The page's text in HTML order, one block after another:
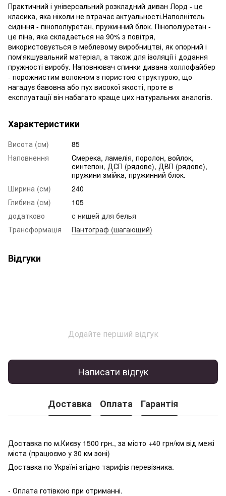
Практичний і універсальний розкладний диван Лорд - це
класика, яка ніколи не втрачає актуальності.Наполнітель
сидіння - пінополіуретан, пружинний блок. Пінополіуретан -
це піна, яка складається на 90% з повітря,
використовується в меблевому виробництві, як опорний і
пом'якшувальний матеріал, а також для ізоляції і додання
пружності виробу. Наповнювач спинки дивана-холлофайбер
- порожнистим волокном з пористою структурою, що
нагадує бавовна або пух високої якості, проте в
експлуатації він набагато краще цих натуральних аналогів.
Характеристики
Висота (см)
85
Наповнення
Смерека, ламелія, поролон, войлок,
синтепон, ДСП (рядове), ДВП (рядове),
пружини змійка, пружинний блок.
Ширина (см)
240
Глибина (см)
105
додатково
с нишей для белья
Трансформація
Пантограф (шагающий)
Відгуки
Додайте перший відгук
Написати відгук
Доставка Оплата Гарантія
Доставка по м.Києву 1500 грн., за місто +40 грн/км від межі
міста (працюємо у 30 км зоні)
Доставка по Україні згідно тарифів перевізника.
- Оплата готівкою при отриманні.